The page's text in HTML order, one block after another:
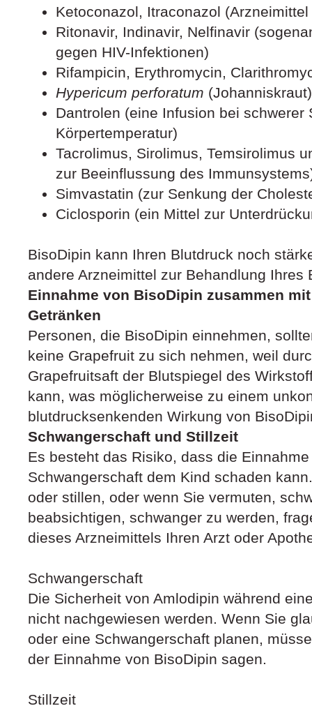
Ketoconazol, Itraconazol
Ritonavir, Indinavir, Nelfinavir
gegen HIV-Infektionen)
Rifampicin, Erythromycin,
Hypericum perforatum (Johanniskraut)
Dantrolen (eine Infusion bei schwerer
Körpertemperatur)
Tacrolimus, Sirolimus, Temsirolimus
zur Beeinflussung des
Simvastatin (zur Senkung der
Ciclosporin (ein Mittel zur
BisoDipin kann Ihren Blutdruck noch
andere Arzneimittel zur Behandlung Ihres
Einnahme von BisoDipin zusammen
Getränken
Personen, die BisoDipin einnehmen,
keine Grapefruit zu sich nehmen, weil
Grapefruitsaft der Blutspiegel des
kann, was möglicherweise zu einem
blutdrucksenkenden Wirkung von
Schwangerschaft und Stillzeit
Es besteht das Risiko, dass die
Schwangerschaft dem Kind schaden
oder stillen, oder wenn Sie vermuten,
beabsichtigen, schwanger zu werden,
dieses Arzneimittels Ihren Arzt oder
Schwangerschaft
Die Sicherheit von Amlodipin während
nicht nachgewiesen werden. Wenn Sie
oder eine Schwangerschaft planen,
der Einnahme von BisoDipin sagen.
Stillzeit